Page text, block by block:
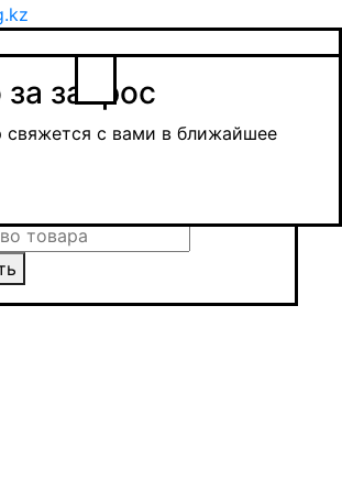
товарао поступлении
с вами в ближайшее
сроки поставки и условия
оптовую цену
запрос
с вами в ближайшее